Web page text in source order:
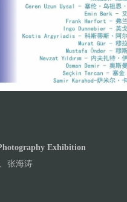
Exhibition
张海涛